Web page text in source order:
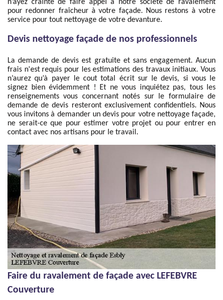
n’ayez crainte de faire appel à notre société de ravalement
pour redonner fraîcheur à votre façade. Nous restons à votre
service pour tout nettoyage de votre devanture.
Devis nettoyage façade de nos professionnels
La demande de devis est gratuite et sans engagement. Aucun
frais n'est requis pour les estimations des travaux initiaux. Vous
n’aurez qu’à payer le cout total écrit sur le devis, si vous le
signez bien évidemment ! Et ne vous inquiétez pas, tous les
renseignements vous concernant notés sur le formulaire de
demande de devis resteront exclusivement confidentiels. Nous
vous invitons à demander un devis pour votre nettoyage façade,
ne serait-ce que pour estimer votre projet ou pour entrer en
contact avec nos artisans pour le travail.
Faire du ravalement de façade avec LEFEBVRE
Couverture